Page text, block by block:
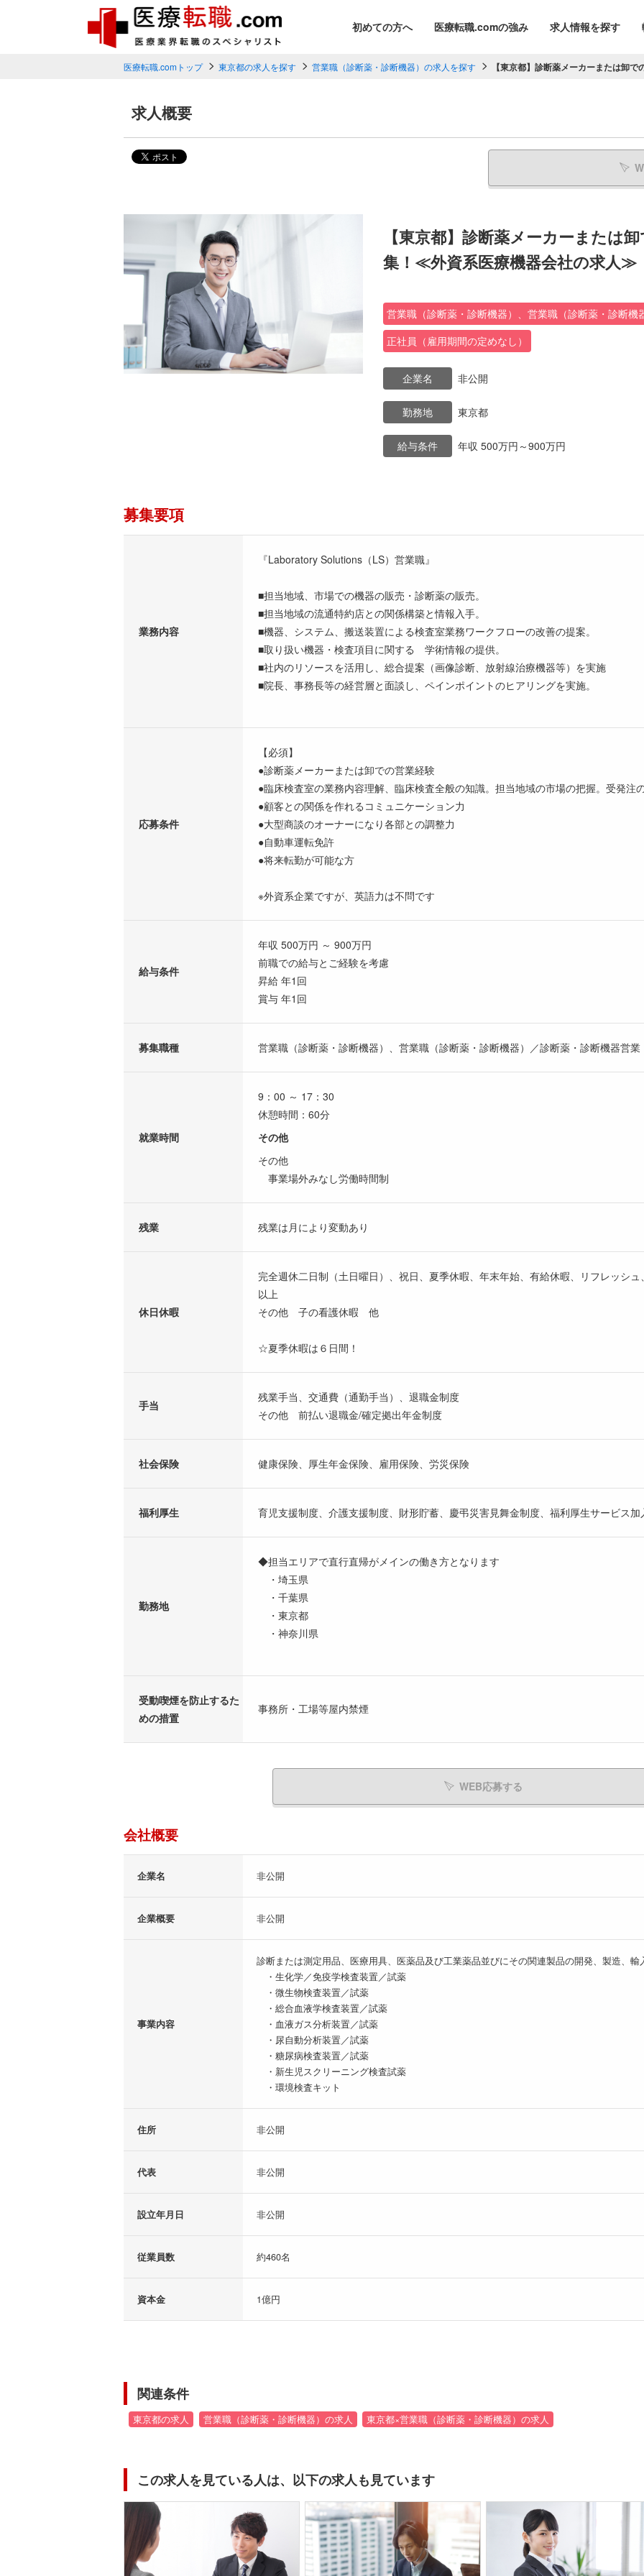
初めての方へ 医療転職.comの強み 求人情報を探す
医療転職.comトップ 東京都の求人を探す 営業職（診断薬・診断機器）の求人を探す 【東京都】診断薬メーカーまたは卸で
求人概要
【東京都】診断薬メーカーまたは
集！≪外資系医療機器会社の求人
営業職（診断薬・診断機器）、営業職（診断薬・診断
正社員（雇用期間の定めなし）
企業名 非公開
勤務地 東京都
給与条件 年収 500万円～900万円
募集要項
業務内容
『Laboratory Solutions（LS）営業職』
■担当地域、市場での機器の販売・診断薬の販売。
■担当地域の流通特約店との関係構築と情報入手。
■機器、システム、搬送装置による検査室業務ワークフローの改善の提案。
■取り扱い機器・検査項目に関する 学術情報の提供。
■社内のリソースを活用し、総合提案（画像診断、放射線治療機器等）を実施
■院長、事務長等の経営層と面談し、ペインポイントのヒアリングを実施。
応募条件
【必須】
●診断薬メーカーまたは卸での営業経験
●臨床検査室の業務内容理解、臨床検査全般の知識。担当地域の市場の把握。受発注
●顧客との関係を作れるコミュニケーション力
●大型商談のオーナーになり各部との調整力
●自動車運転免許
●将来転勤が可能な方
※外資系企業ですが、英語力は不問です
給与条件
年収 500万円 ～ 900万円
前職での給与とご経験を考慮
昇給 年1回
賞与 年1回
募集職種 営業職（診断薬・診断機器）、営業職（診断薬・診断機器）／診断薬・診断機器営
就業時間
9：00 ～ 17：30
休憩時間：60分
その他
その他
事業場外みなし労働時間制
残業 残業は月により変動あり
休日休暇
完全週休二日制（土日曜日）、祝日、夏季休暇、年末年始、有給休暇、リフレッシ
以上
その他 子の看護休暇 他
☆夏季休暇は６日間！
手当
残業手当、交通費（通勤手当）、退職金制度
その他 前払い退職金/確定拠出年金制度
社会保険 健康保険、厚生年金保険、雇用保険、労災保険
福利厚生 育児支援制度、介護支援制度、財形貯蓄、慶弔災害見舞金制度、福利厚生サービス加
勤務地
◆担当エリアで直行直帰がメインの働き方となります
・埼玉県
・千葉県
・東京都
・神奈川県
受動喫煙を防止するた
めの措置
事務所・工場等屋内禁煙
WEB応募する
会社概要
企業名 非公開
企業概要 非公開
事業内容
診断または測定用品、医療用具、医薬品及び工業薬品並びにその関連製品の開発、製造、
・生化学／免疫学検査装置／試薬
・微生物検査装置／試薬
・総合血液学検査装置／試薬
・血液ガス分析装置／試薬
・尿自動分析装置／試薬
・糖尿病検査装置／試薬
・新生児スクリーニング検査試薬
・環境検査キット
住所 非公開
代表 非公開
設立年月日 非公開
従業員数 約460名
資本金 1億円
関連条件
東京都の求人 営業職（診断薬・診断機器）の求人 東京都×営業職（診断薬・診断機器）の求人
この求人を見ている人は、以下の求人も見ています